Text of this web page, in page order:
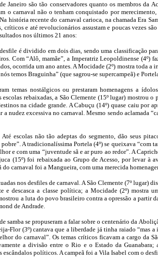
Janeiro são tão conservadores quanto os membros da
o carnaval não o tenham conquistado por
recente do carnaval carioca, na chamada Era
e até revolucionários assustam e poucas vezes
nos últimos 21 anos:
é dividido em dois dias, sendo uma classificação
Com “Alô, mamãe”, a Imperatriz Leopoldinense
ocorrida um ano antes. A Mocidade (2º) mostra toda
temos Braguinha” (que sagrou-se supercampeã) e
temas nostálgicos ou prestaram homenagens a
rebaixadas, a São Clemente (15º lugar) mostrou o
na cidade grande. A Cabuçu (14º) quase caiu por
nudez excessiva no carnaval. Mesmo sendo aclamada
escolas não tão adeptas do segmento, dão seus
A tradicionalíssima Portela (4º) se queixava “com
e com uma “juventude sã e ar puro ao redor”. A
(15º) foi rebaixada ao Grupo de Acesso, por levar à
carnaval foi a Mangueira, com uma merecida
nos desfiles de carnaval. A São Clemente (7º lugar)
e descasca a classe política; a Mocidade (2º) mostra
a luta do povo brasileiro contra a opressão a partir
de Andrade.
samba se propuseram a falar sobre o centenário da
Flor (3º) cantava que a liberdade já tinha raiado “mas
do carnaval”. Os temas críticos ficavam a cargo da
a divisão entre o Rio e o Estado da
políticos. A campeã foi a Vila Isabel com o